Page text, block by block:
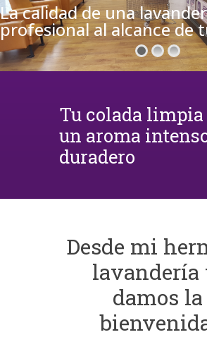
La calidad de una
profesional al alcance de
Tu colada limpia
un aroma
duradero
Desde mi
lavandería
damos la